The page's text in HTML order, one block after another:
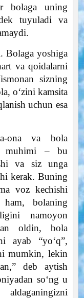
bolaga uning
tuyuladi va
. Bolaga yoshiga
va qoidalarni
sizning
o‘zini kamsita
uchun esa
ona va bola
muhimi – bu
va siz unga
kerak. Buning
voz kechishi
bolaning
namoyon
oldin, bola
ayab “yo‘q”,
mumkin, lekin
deb aytish
so‘ng u